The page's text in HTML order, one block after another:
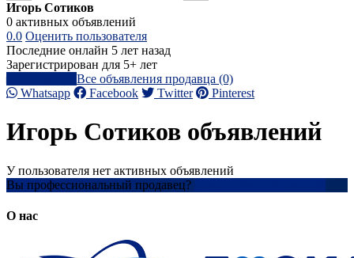
Игорь Сотиков
0 активных объявлений
0.0 Оценить пользователя
Последние онлайн 5 лет назад
Зарегистрирован для 5+ лет
Все объявления продавца (0)
Whatsapp
Facebook Twitter Pinterest
Игорь Сотиков объявлений
У пользователя нет активных объявлений
Вы профессиональный продавец?
О нас